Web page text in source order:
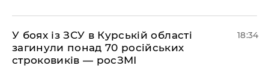
​У боях із ЗСУ в Курській області
загинули понад 70 російських
строковиків — росЗМІ
18:34